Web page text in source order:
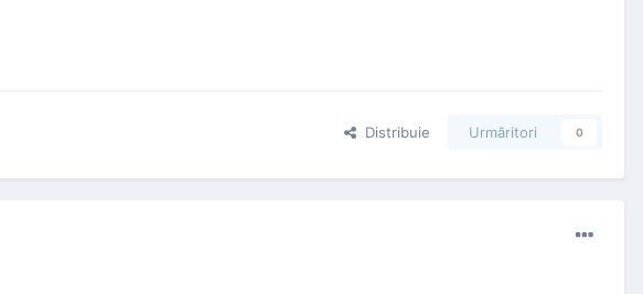
Distribuie Urmăritori 0